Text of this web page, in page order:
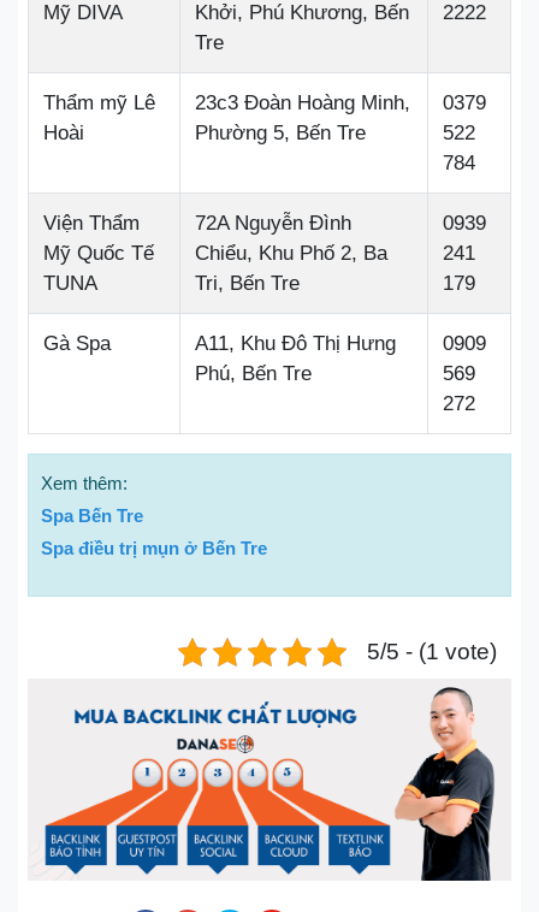
Mỹ DIVA
Khởi, Phú Khương, Bến
Tre
2222
Thẩm mỹ Lê
Hoài
23c3 Đoàn Hoàng Minh,
Phường 5, Bến Tre
0379
522
784
Viện Thẩm
Mỹ Quốc Tế
TUNA
72A Nguyễn Đình
Chiểu, Khu Phố 2, Ba
Tri, Bến Tre
0939
241
179
Gà Spa
A11, Khu Đô Thị Hưng
Phú, Bến Tre
0909
569
272
Xem thêm:
Spa Bến Tre
Spa điều trị mụn ở Bến Tre
5/5 - (1 vote)